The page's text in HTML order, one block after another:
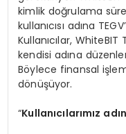
kimlik doğrulama
kullanıcısı adına
Kullanıcılar,
kendisi adına
Böylece finansal
dönüşüyor.
“Kullanıcılarımız